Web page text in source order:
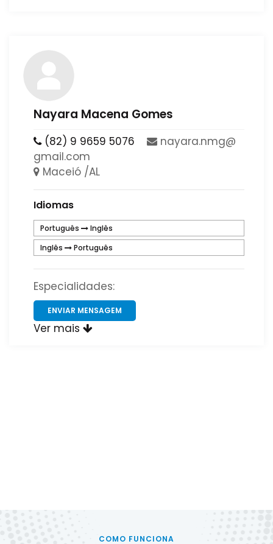
Nayara Macena Gomes
(82) 9 9659 5076
​nayara​.​nmg​@​
gmail​.​com​
Maceió /AL
Idiomas
Português
Inglês
Inglês
Português
Especialidades:
ENVIAR MENSAGEM
Ver mais
COMO FUNCIONA